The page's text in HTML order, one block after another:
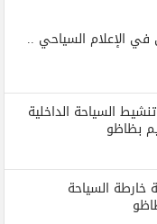
في الإعلام السياحي ..
السياحة الداخلية
بظاظو
خارطة السياحة